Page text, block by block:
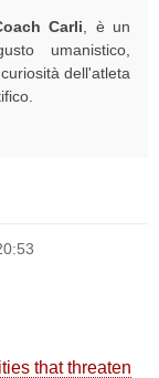
Carli, è un
umanistico,
dell'atleta
that threaten